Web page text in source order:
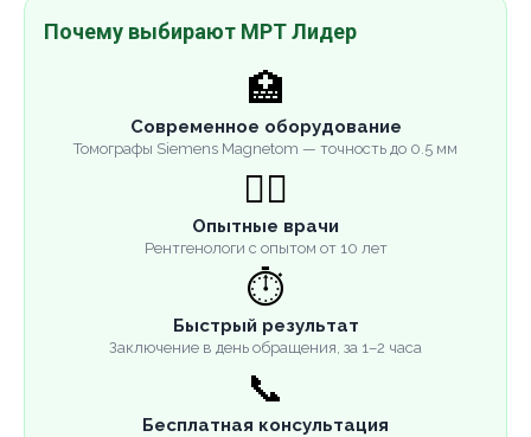
Почему выбирают МРТ Лидер
🏥
Современное оборудование
Томографы Siemens Magnetom — точность до 0.5 мм
👨‍⚕️
Опытные врачи
Рентгенологи с опытом от 10 лет
⏱️
Быстрый результат
Заключение в день обращения, за 1–2 часа
📞
Бесплатная консультация